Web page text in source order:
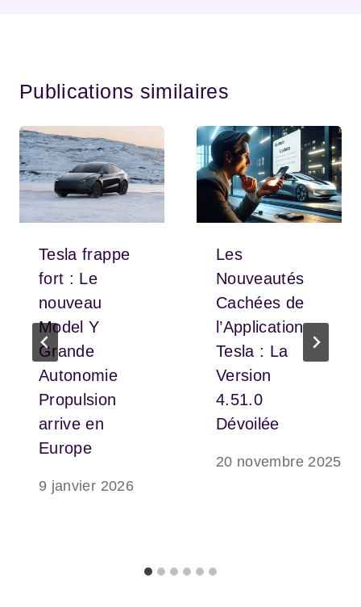
Publications similaires
Tesla frappe
fort : Le
nouveau
Model Y
Grande
Autonomie
Propulsion
arrive en
Europe
9 janvier 2026
Les
Nouveautés
Cachées de
l’Application
Tesla : La
Version
4.51.0
Dévoilée
20 novembre 2025